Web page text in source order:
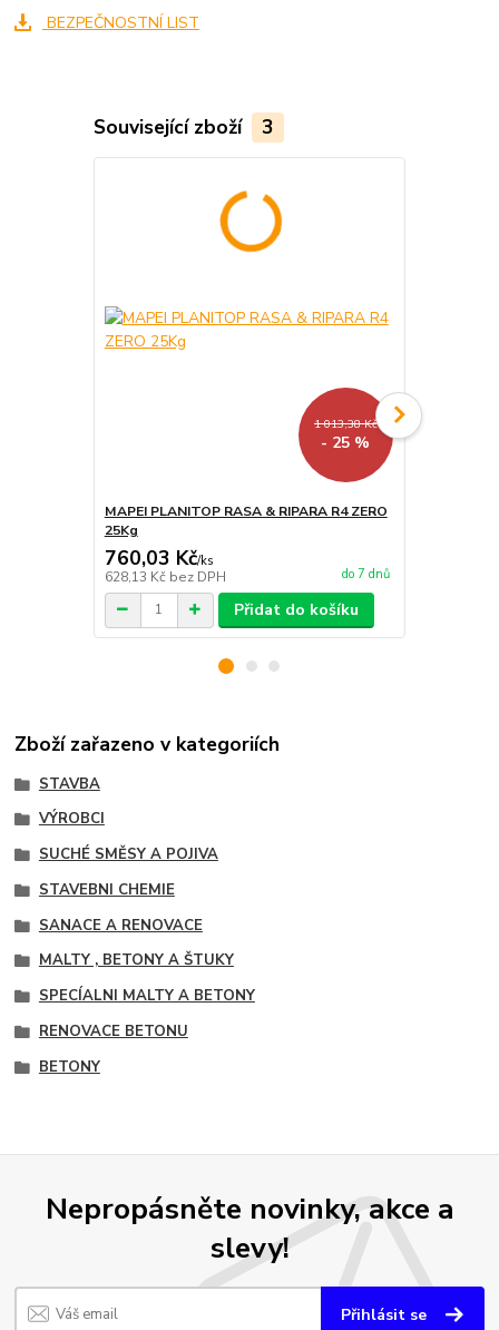
BEZPEČNOSTNÍ LIST
Související zboží 3
1 013,38 Kč
- 25 %
MAPEI PLANITOP RASA & RIPARA R4 ZERO
25Kg
760,03 Kč/ks
628,13 Kč bez DPH do 7 dnů
Přidat do košíku
Zboží zařazeno v kategoriích
STAVBA
VÝROBCI
SUCHÉ SMĚSY A POJIVA
STAVEBNI CHEMIE
SANACE A RENOVACE
MALTY , BETONY A ŠTUKY
SPECÍALNI MALTY A BETONY
RENOVACE BETONU
BETONY
Nepropásněte novinky, akce a
slevy!
Přihlásit se